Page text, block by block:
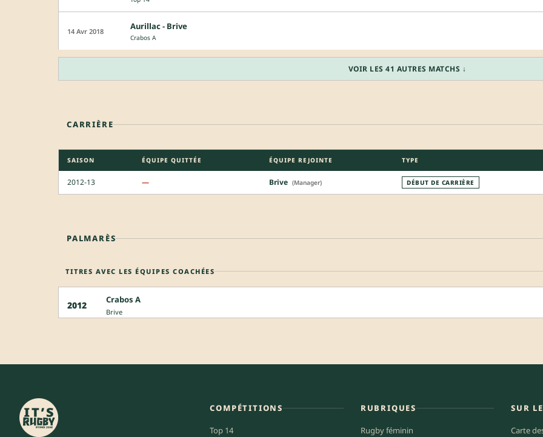
14 Avr 2018 Aurillac - Brive
Crabos A
VOIR LES 41 AUTRES MATCHS ↓
CARRIÈRE
SAISON ÉQUIPE QUITTÉE ÉQUIPE REJOINTE TYPE
2012-13 — Brive (Manager) DÉBUT DE CARRIÈRE
PALMARÈS
TITRES AVEC LES ÉQUIPES COACHÉES
2012 Crabos A
Brive
COMPÉTITIONS
Top 14
RUBRIQUES
Rugby féminin
SUR
Carte